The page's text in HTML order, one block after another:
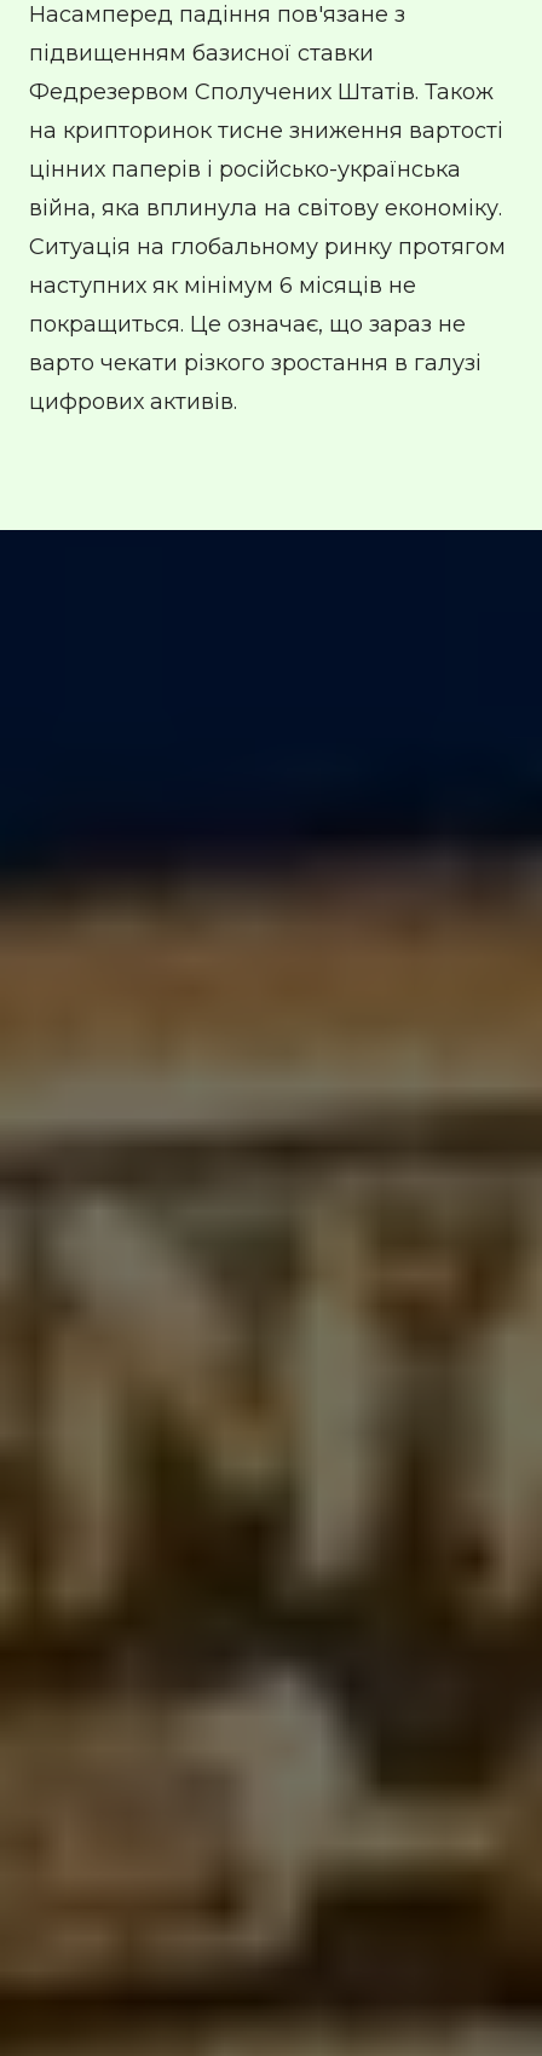
Насамперед падіння пов'язане з
підвищенням базисної ставки
Федрезервом Сполучених Штатів. Також
на крипторинок тисне зниження вартості
цінних паперів і російсько-українська
війна, яка вплинула на світову економіку.
Ситуація на глобальному ринку протягом
наступних як мінімум 6 місяців не
покращиться. Це означає, що зараз не
варто чекати різкого зростання в галузі
цифрових активів.